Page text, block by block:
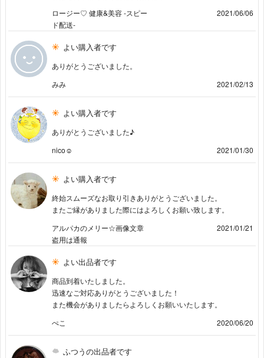
ロージー♡ 健康&美容 -スピー
ド配送-
2021/06/06
よい購入者です
ありがとうございました。
みみ
2021/02/13
よい購入者です
ありがとうございました♪
nico‪‪☺︎‬
2021/01/30
よい購入者です
終始スムーズなお取り引きありがとうございました。
またご縁がありました際にはよろしくお願い致します。
アルパカのメリー☆画像文章
盗用は通報
2021/01/21
よい出品者です
商品到着いたしました。
迅速なご対応ありがとうございました！
また機会がありましたらよろしくお願いいたします。
ぺこ
2020/06/20
ふつうの出品者です